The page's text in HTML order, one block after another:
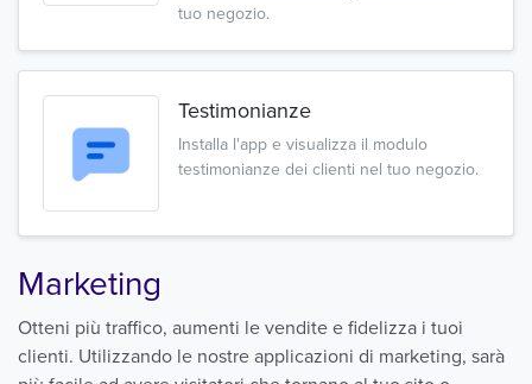
tuo negozio.
Testimonianze
Installa l'app e visualizza il modulo
testimonianze dei clienti nel tuo negozio.
Marketing
Otteni più traffico, aumenti le vendite e fidelizza i tuoi
clienti. Utilizzando le nostre applicazioni di marketing, sarà